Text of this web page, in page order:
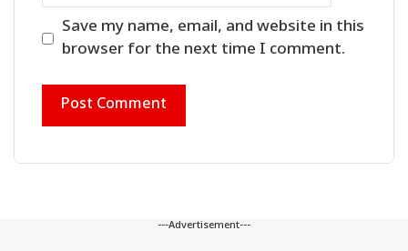
Save my name, email, and website in this
browser for the next time I comment.
---Advertisement---